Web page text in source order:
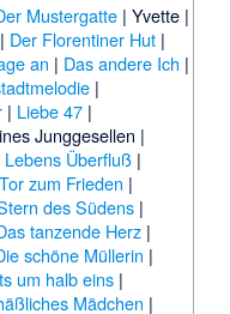
Mustergatte| Yvette |
| Der Florentiner Hut |
an | Das andere Ich |
|
| Liebe 47 |
Junggesellen |
Lebens Überfluß|
zum Frieden |
des Südens|
tanzende Herz|
schöne Müllerin |
um halb eins|
Mädchen |